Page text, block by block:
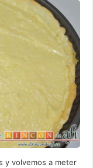
y volvemos a meter